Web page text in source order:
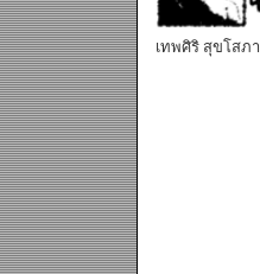
เทพศิริ สุขโสภา